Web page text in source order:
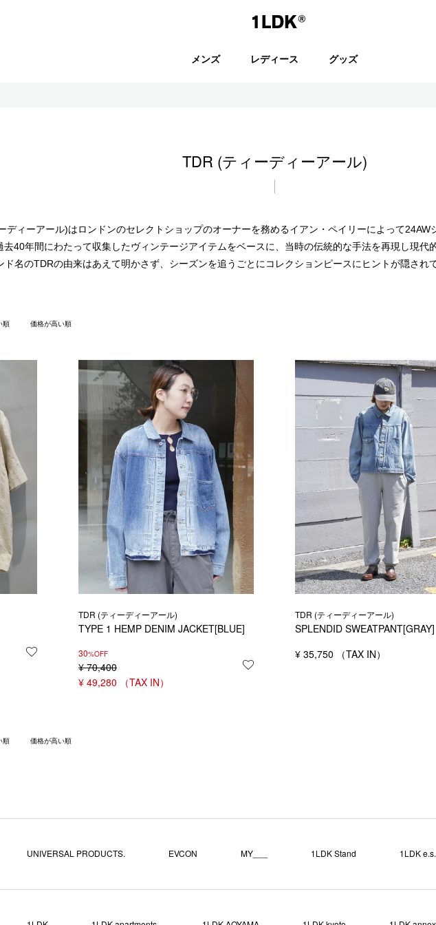
メンズ レディース
グッズ
SEARCH
TDR (ティーディーアール)
ディーアール)はロンドンのセレクトショップのオーナーを務めるイアン・ペイリーによって24AW
去40年間にわたって収集したヴィンテージアイテムをベースに、当時の伝統的な手法を再現し現代
ド名のTDRの由来はあえて明かさず、シーズンを追うごとにコレクションピースにヒントが隠され
順 価格が高い順
お気に入りに登録する
TDR (ティーディーアール)
TYPE 1 HEMP DENIM JACKET[BLUE]
30%OFF
¥ 70,400
¥ 49,280
TDR (ティーディーアール)
SPLENDID SWEATPANT[GRAY]
¥ 35,750
順 価格が高い順
UNIVERSAL PRODUCTS. EVCON MY___ 1LDK Stand 1LDK e.s.